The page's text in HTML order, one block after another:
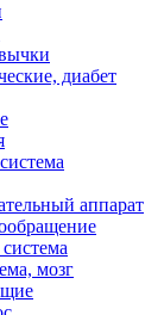
диабет
аппарат
мозг